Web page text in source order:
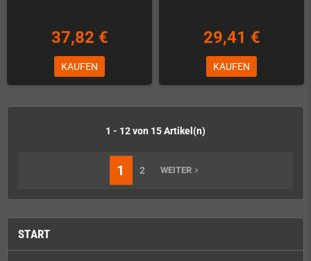
START
37,82 €
KAUFEN
29,41 €
KAUFEN
1 - 12 von 15 Artikel(n)
1 2 WEITER navigate_next